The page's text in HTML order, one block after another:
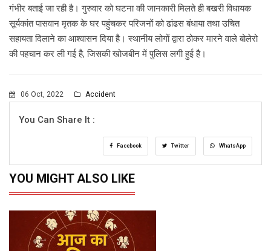
गंभीर बताई जा रही है। गुरुवार को घटना की जानकारी मिलते ही बखरी विधायक
सूर्यकांत पासवान मृतक के घर पहुंचकर परिजनों को ढांढस बंधाया तथा उचित
सहायता दिलाने का आश्वासन दिया है। स्थानीय लोगों द्वारा ठोकर मारने वाले बोलेरो
की पहचान कर ली गई है, जिसकी खोजबीन में पुलिस लगी हुई है।
06 Oct, 2022 Accident
You Can Share It :
Facebook Twitter WhatsApp
YOU MIGHT ALSO LIKE